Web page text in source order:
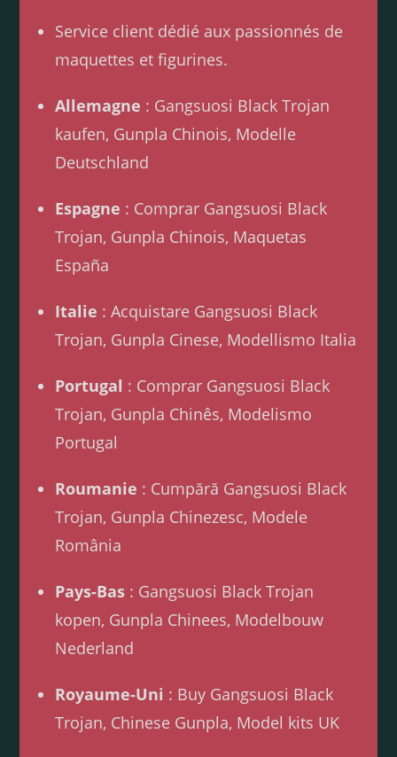
Service client dédié aux passionnés de
maquettes et figurines.
Allemagne : Gangsuosi Black Trojan
kaufen, Gunpla Chinois, Modelle
Deutschland
Espagne : Comprar Gangsuosi Black
Trojan, Gunpla Chinois, Maquetas
España
Italie : Acquistare Gangsuosi Black
Trojan, Gunpla Cinese, Modellismo Italia
Portugal : Comprar Gangsuosi Black
Trojan, Gunpla Chinês, Modelismo
Portugal
Roumanie : Cumpără Gangsuosi Black
Trojan, Gunpla Chinezesc, Modele
România
Pays-Bas : Gangsuosi Black Trojan
kopen, Gunpla Chinees, Modelbouw
Nederland
Royaume-Uni : Buy Gangsuosi Black
Trojan, Chinese Gunpla, Model kits UK